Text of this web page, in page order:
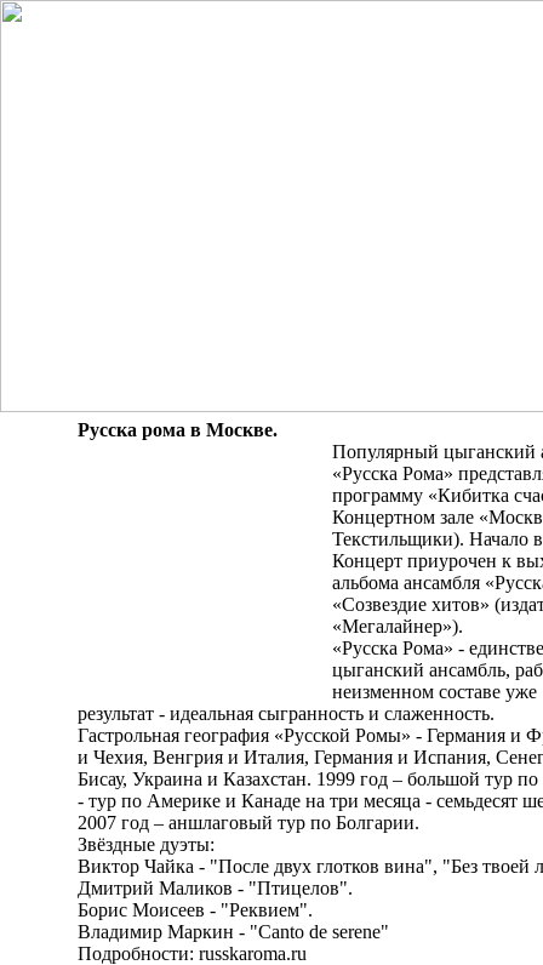
Русска рома в Москве.
Популярный цыганский
«Русска Рома»
программу «Кибитка
Концертном зале
Текстильщики). Начало
Концерт приурочен к
альбома ансамбля
«Созвездие хитов»
«Мегалайнер»).
«Русска Рома» -
цыганский ансамбль,
неизменном составе уже
результат - идеальная сыгранность и слаженность.
Гастрольная география «Русской Ромы» - Германия и
и Чехия, Венгрия и Италия, Германия и Испания,
Бисау, Украина и Казахстан. 1999 год – большой тур
- тур по Америке и Канаде на три месяца - семьдесят
2007 год – аншлаговый тур по Болгарии.
Звёздные дуэты:
Виктор Чайка - "После двух глотков вина", "Без твоей
Дмитрий Маликов - "Птицелов".
Борис Моисеев - "Реквием".
Владимир Маркин - "Canto de serene"
Подробности: russkaroma.ru